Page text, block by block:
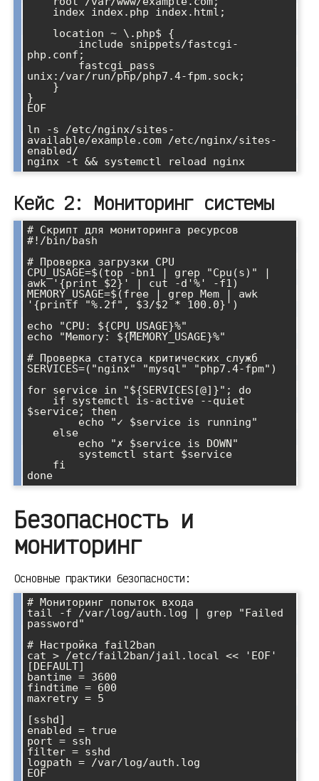
php.conf;
unix:/var/run/php/php7.4-fpm.sock;
}
EOF
ln -s /etc/nginx/sites-
available/example.com /etc/nginx/sites-
enabled/
Кейс 2: Мониторинг системы
# Скрипт для мониторинга ресурсов
#!/bin/bash
# Проверка загрузки CPU
CPU_USAGE=$(top -bn1 | grep "Cpu(s)" |
awk '{print $2}' | cut -d'%' -f1)
MEMORY_USAGE=$(free | grep Mem | awk
'{printf "%.2f", $3/$2 * 100.0}')
echo "CPU: ${CPU_USAGE}%"
echo "Memory: ${MEMORY_USAGE}%"
# Проверка статуса критических служб
SERVICES=("nginx" "mysql" "php7.4-fpm")
for service in "${SERVICES[@]}"; do
$service; then
Безопасность и
мониторинг
Основные практики безопасности:
# Мониторинг попыток входа
tail -f /var/log/auth.log | grep "Failed
password"
# Настройка fail2ban
cat > /etc/fail2ban/jail.local << 'EOF'
[DEFAULT]
bantime = 3600
findtime = 600
maxretry = 5
[sshd]
enabled = true
port = ssh
filter = sshd
logpath = /var/log/auth.log
EOF